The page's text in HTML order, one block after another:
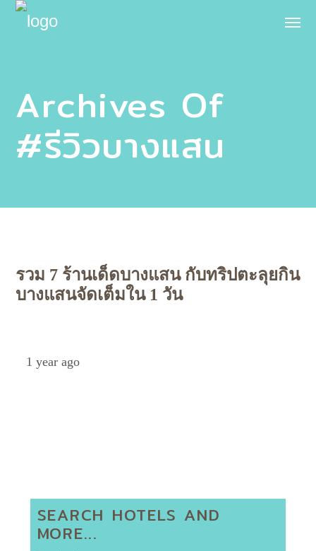
Archives Of
#รีวิวบางแสน
รวม 7 ร้านเด็ดบางแสน กับทริปตะลุยกิน
บางแสนจัดเต็มใน 1 วัน
1 year ago
SEARCH HOTELS AND
MORE...